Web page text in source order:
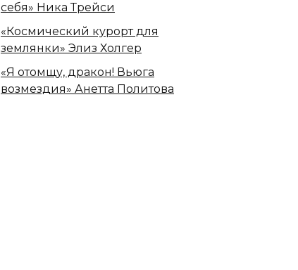
себя» Ника Трейси
«Космический курорт для
землянки» Элиз Холгер
«Я отомщу, дракон! Вьюга
возмездия» Анетта Политова